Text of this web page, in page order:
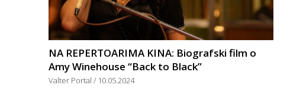
NA REPERTOARIMA KINA: Biografski film o
Amy Winehouse “Back to Black”
Valter Portal 10.05.2024